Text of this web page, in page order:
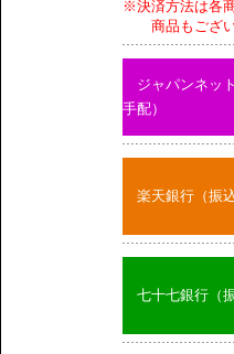
※決済方法は各
商品もござい
ジャパンネッ
手配）
楽天銀行（振
七十七銀行（